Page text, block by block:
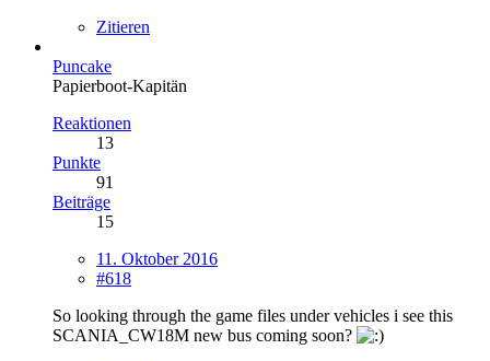
Zitieren
Puncake
Papierboot-Kapitän
Reaktionen
13
Punkte
91
Beiträge
15
11. Oktober 2016
#618
So looking through the game files under vehicles i see this
SCANIA_CW18M new bus coming soon?